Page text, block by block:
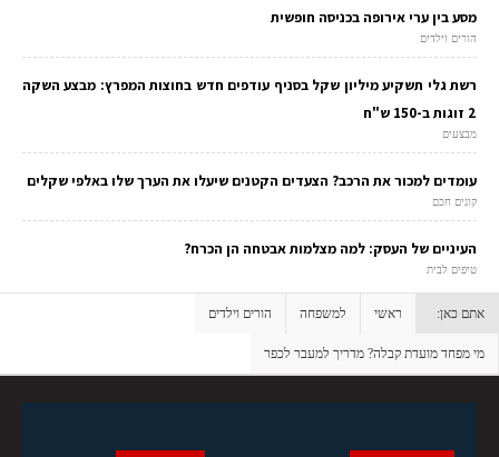
מסע בין ערי אירופה בכניסה חופשית
הורים וילדים
רשת גלי תשקיע מיליון שקל בסניף עודפים חדש בחוצות המפרץ: מבצע השקה
2 זוגות ב-150 ש"ח
מבצעים
עומדים למכור את הרכב? הצעדים הקטנים שיעלו את הערך שלו באלפי שקלים
קונים חכם
העיניים של העסק: למה מצלמות אבטחה הן הכרח?
טיפים לבית
אתם כאן: ראשי למשפחה הורים וילדים
מי מפחד מועדת קבלה? מדריך למעבר לכפר